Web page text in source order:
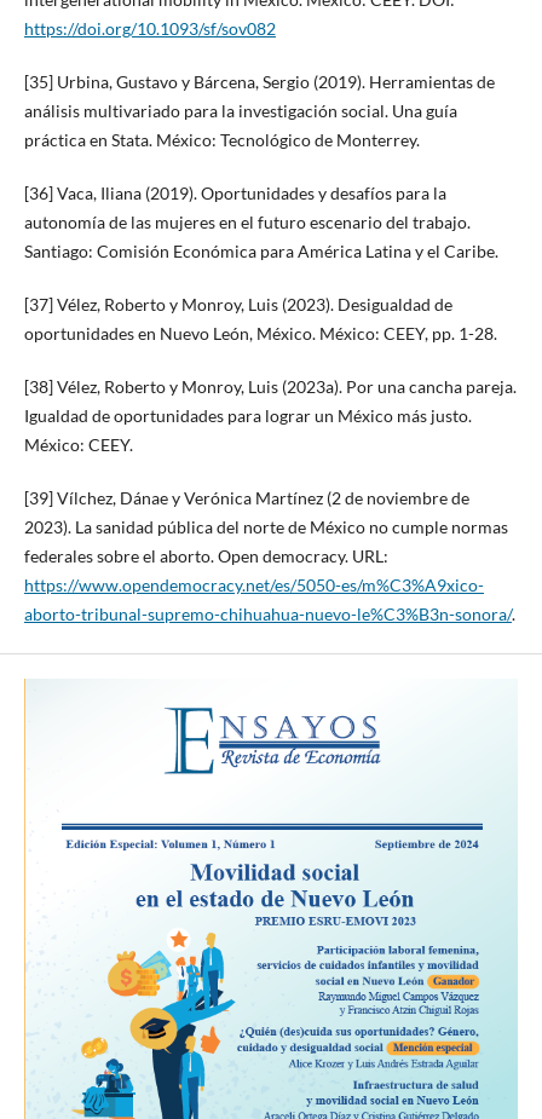
https://doi.org/10.1093/sf/sov082
[35] Urbina, Gustavo y Bárcena, Sergio (2019). Herramientas de
análisis multivariado para la investigación social. Una guía
práctica en Stata. México: Tecnológico de Monterrey.
[36] Vaca, Iliana (2019). Oportunidades y desafíos para la
autonomía de las mujeres en el futuro escenario del trabajo.
Santiago: Comisión Económica para América Latina y el Caribe.
[37] Vélez, Roberto y Monroy, Luis (2023). Desigualdad de
oportunidades en Nuevo León, México. México: CEEY, pp. 1-28.
[38] Vélez, Roberto y Monroy, Luis (2023a). Por una cancha pareja.
Igualdad de oportunidades para lograr un México más justo.
México: CEEY.
[39] Vílchez, Dánae y Verónica Martínez (2 de noviembre de
2023). La sanidad pública del norte de México no cumple normas
federales sobre el aborto. Open democracy. URL:
https://www.opendemocracy.net/es/5050-es/m%C3%A9xico-
aborto-tribunal-supremo-chihuahua-nuevo-le%C3%B3n-sonora/.